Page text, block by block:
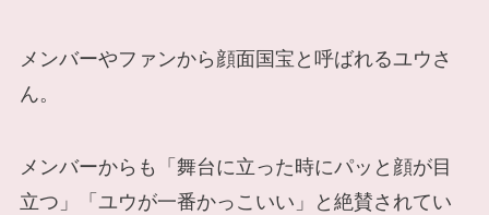
メンバーやファンから顔面国宝と呼ばれるユウさ
ん。
メンバーからも「舞台に立った時にパッと顔が目
立つ」「ユウが一番かっこいい」と絶賛されてい